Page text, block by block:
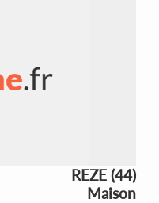
REZE (44)
Maison